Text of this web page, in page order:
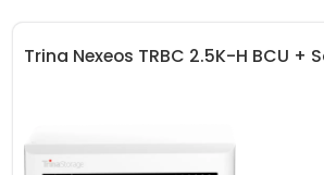
Trina Nexeos TRBC 2.5K-H BCU +